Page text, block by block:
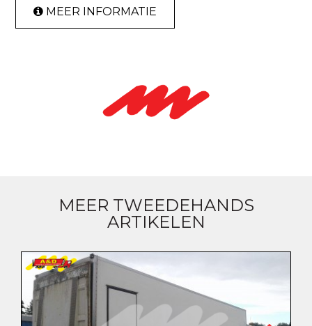
MEER INFORMATIE
MEER TWEEDEHANDS
ARTIKELEN